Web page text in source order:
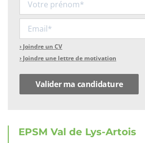
CV
?
› Joindre un CV
Lettre
motivation
› Joindre une lettre de motivation
EPSM Val de Lys-Artois